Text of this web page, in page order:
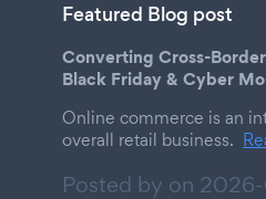
Featured Blog post
Converting Cross-
Black Friday & Cyber
Online commerce is an
overall retail business.
Posted by on